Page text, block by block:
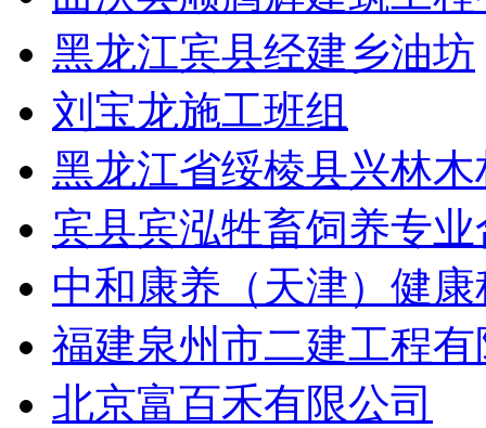
黑龙江宾县经建乡油坊
刘宝龙施工班组
黑龙江省绥棱县兴林
宾县宾泓牲畜饲养专
中和康养（天津）健
福建泉州市二建工程
北京富百禾有限公司